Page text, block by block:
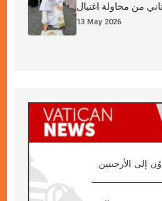
من محاولة اغتيال
13 May 2026
إلى الأرجنتين